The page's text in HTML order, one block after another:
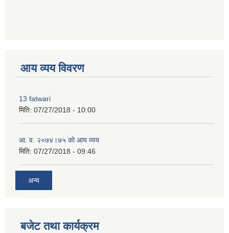
आय व्यय विवरण
13 fatwari
मिति: 07/27/2018 - 10:00
आ‍. व. २०७४।७५ काे आय व्यय
मिति: 07/27/2018 - 09:46
अन्य
बजेट तथा कार्यक्रम